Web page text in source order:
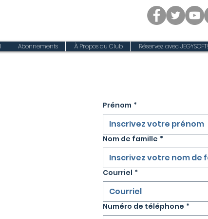
Abonnements À Propos du Club Réservez avec JEGYSOFT!
Prénom *
Nom de famille *
Courriel *
Numéro de téléphone *